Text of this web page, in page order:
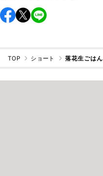
TOP ショート 落花生ごはん